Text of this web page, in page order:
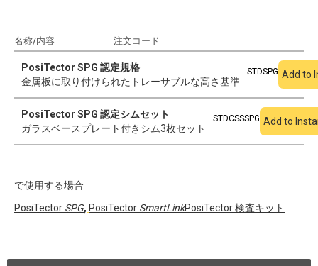
名称/内容 注文コード
PosiTector SPG 認定規格
金属板に取り付けられたトレーサブルな高さ基準
STDSPG Add to
PosiTector SPG 認定シムセット
ガラスベースプレート付きシム3枚セット
STDCSSSPG Add to
で使用する場合
PosiTector SPG, PosiTector SmartLinkPosiTector 検査キット